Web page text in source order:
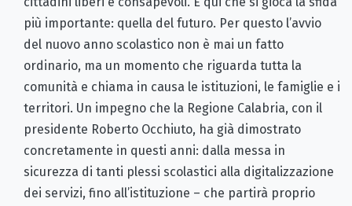
più importante: quella del futuro. Per questo l’avvio
del nuovo anno scolastico non è mai un fatto
ordinario, ma un momento che riguarda tutta la
comunità e chiama in causa le istituzioni, le famiglie e i
territori. Un impegno che la Regione Calabria, con il
presidente Roberto Occhiuto, ha già dimostrato
concretamente in questi anni: dalla messa in
sicurezza di tanti plessi scolastici alla digitalizzazione
dei servizi, fino all’istituzione – che partirà proprio